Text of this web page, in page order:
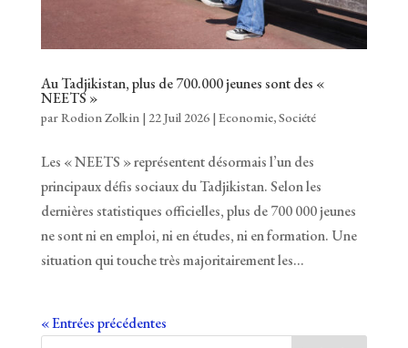
Au Tadjikistan, plus de 700.000 jeunes sont des «
NEETS »
parRodion Zolkin| 22 Juil 2026| Economie,Société
Les « NEETS » représentent désormais l’un des
principaux défis sociaux du Tadjikistan. Selon les
dernières statistiques officielles, plus de 700 000 jeunes
ne sont ni en emploi, ni en études, ni en formation. Une
situation qui touche très majoritairement les...
« Entrées précédentes